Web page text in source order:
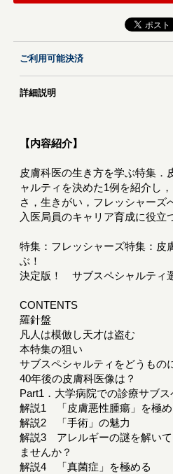
ご利用可能決済
詳細説明
【内容紹介】
皮膚科医の生き方を学ぶ特集．
ャルティを決めた1例を紹介し
さ，生きがい，フレッシャーズ
入医局員のキャリア育成に役立
特集：フレッシャーズ特集：皮
ぶ！
決定版！ サブスペシャルティ
CONTENTS
羅針盤
凡人は模倣し天才は盗む
本特集の狙い
サブスペシャルティをどうもの
40年後の皮膚科医像は？
Part1．大学病院での診療サブ
解説1 「皮膚悪性腫瘍」を極め
解説2 「手術」の魅力
解説3 アレルギーの謎を解いて
ませんか？
解説4 「真菌症」を極める